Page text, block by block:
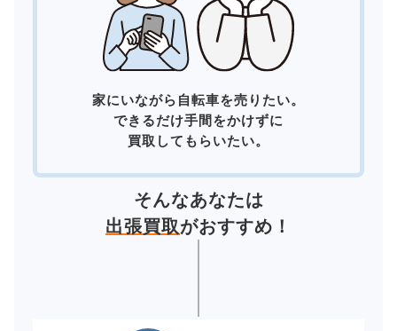
家にいながら自転車を売りたい。
できるだけ手間をかけずに
買取してもらいたい。
そんなあなたは
出張買取がおすすめ！